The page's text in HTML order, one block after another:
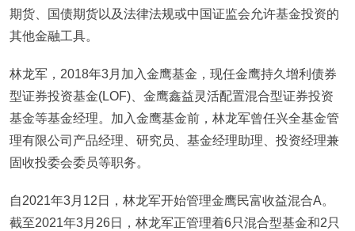
期货、国债期货以及法律法规或中国证监会允许基金投资的
其他金融工具。
林龙军，2018年3月加入金鹰基金，现任金鹰持久增利债券
型证券投资基金(LOF)、金鹰鑫益灵活配置混合型证券投资
基金等基金经理。加入金鹰基金前，林龙军曾任兴全基金管
理有限公司产品经理、研究员、基金经理助理、投资经理兼
固收投委会委员等职务。
自2021年3月12日，林龙军开始管理金鹰民富收益混合A。
截至2021年3月26日，林龙军正管理着6只混合型基金和2只